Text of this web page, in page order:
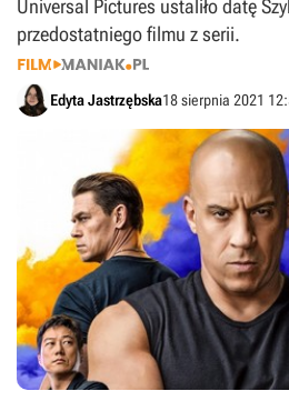
Universal Pictures ustaliło datę
przedostatniego filmu z serii.
Edyta Jastrzębska18 sierpnia 2021